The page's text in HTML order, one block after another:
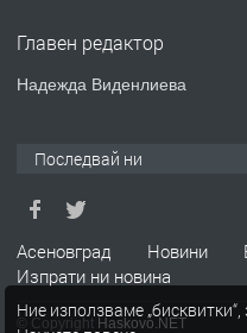
ПРЕДЛАГА
ден от
Главен редактор
Надежда Виденлиева
Последвай ни
Асеновград Новини
Изпрати ни новина
© Copyright Haskovo.NET
Ние използваме